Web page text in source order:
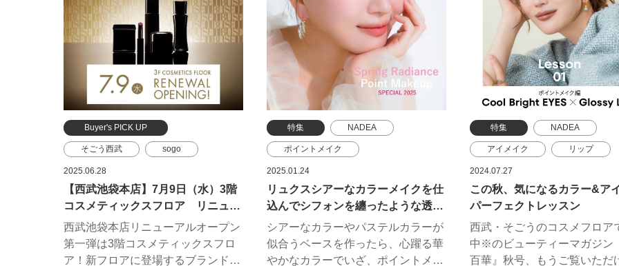
Buyer's PICK UP
そごう西武 sogo
SEIBU
西武池袋本店 コスメ
化粧品
コスメティックスフロア
アルビオン エレガンス
2025.06.28
【西武池袋本店】7月9日（水）3階
コスメティックスフロア リニュー
アルオープン！ 【ブランド紹介】
西武池袋本店リニューアルオープン
第一弾は3階コスメティックスフロ
ア！新フロアに登場するブランドを
特集 NADEA
ポイントメイク
カラーメイク
ローラ メルシエ
エレガンス ルナソル
ランコム ポール & ジョー
ゲラン
2025.01.24
リュクスシアーなカラーメイクを仕
込んでシフォンを纏ったような透明
感を演出
シアーなカラーやパステルカラーが
似合うベースを作ったら、心躍る華
やかなカラーでいざ、ポイントメイ
特集 NADEA
アイメイク リップ
ポイントメイク
SHISEIDO クリニーク
ゲラン KANEBO
エレガンス
クレ・ド・ポー ボーテ
2024.07.27
この秋、気になるカラー&ア
パーフェクトレッスン
西武・そごうのコスメフロア
中※のビューティーマガジン
百華』秋号、もうご覧いただ